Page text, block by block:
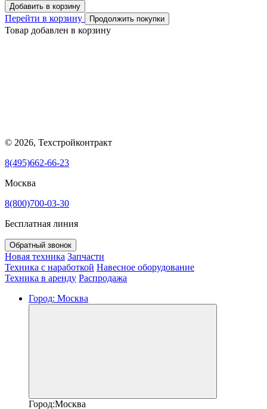
Добавить в корзину
Перейти в корзину Продолжить покупки
Товар добавлен в корзину
© 2026, Техстройконтракт
8(495)662-66-23
Москва
8(800)700-03-30
Бесплатная линия
Обратный звонок
Новая техника Запчасти
Техника с наработкой Навесное оборудование
Техника в аренду Распродажа
Город: Москва
Город:Москва